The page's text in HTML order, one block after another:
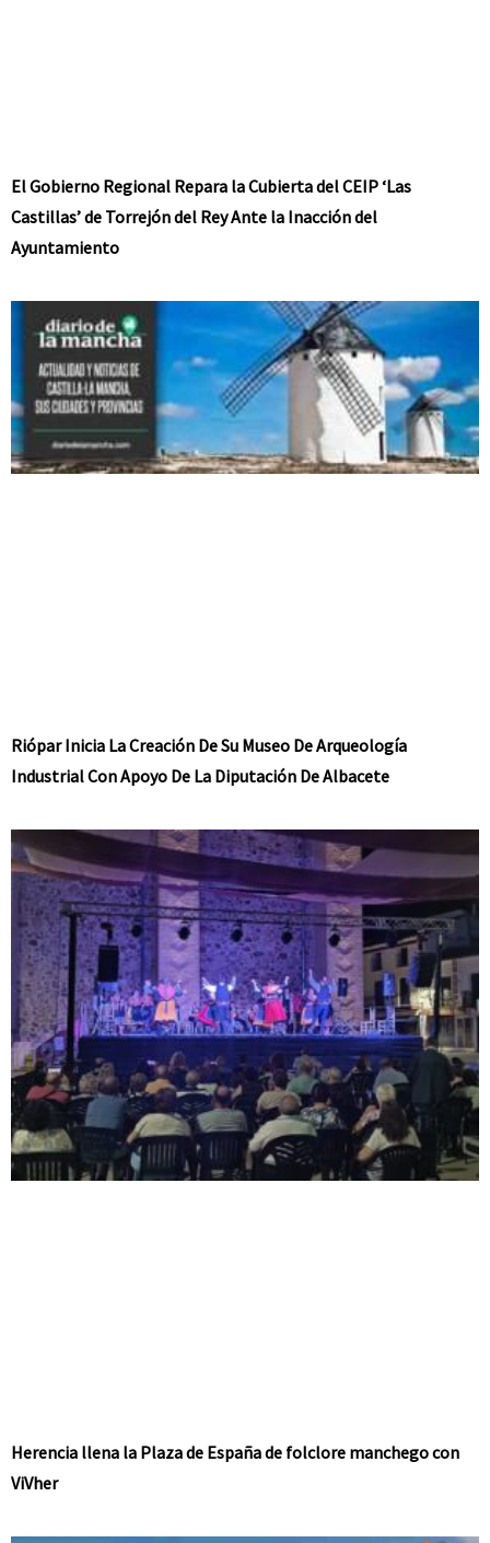
El Gobierno Regional Repara la Cubierta del CEIP ‘Las
Castillas’ de Torrejón del Rey Ante la Inacción del
Ayuntamiento
Riópar Inicia La Creación De Su Museo De Arqueología
Industrial Con Apoyo De La Diputación De Albacete
Herencia llena la Plaza de España de folclore manchego con
ViVher